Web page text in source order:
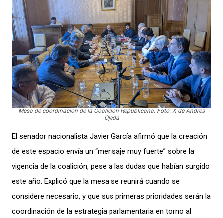
Mesa de coordinación de la Coalición Republicana. Foto: X de Andrés
Ojeda
El senador nacionalista Javier García afirmó que la creación
de este espacio envía un “mensaje muy fuerte” sobre la
vigencia de la coalición, pese a las dudas que habían surgido
este año. Explicó que la mesa se reunirá cuando se
considere necesario, y que sus primeras prioridades serán la
coordinación de la estrategia parlamentaria en torno al